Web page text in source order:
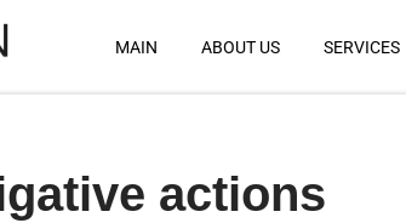
MAIN ABOUT US SERVICES
actions